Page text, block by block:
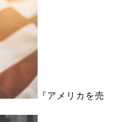
『アメリカを売